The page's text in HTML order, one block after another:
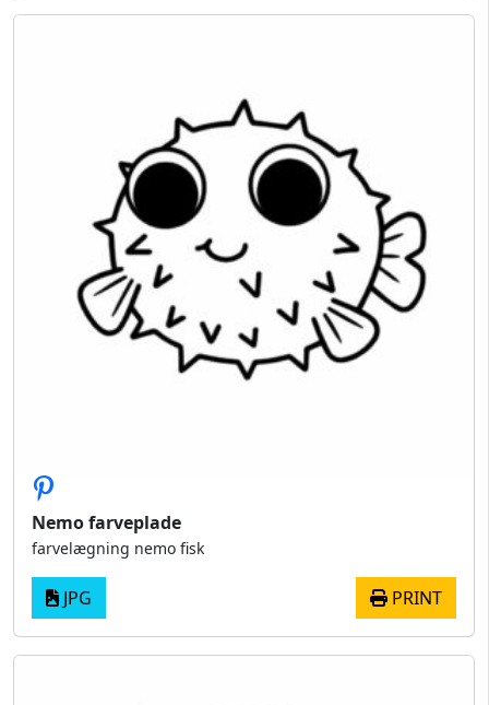
Nemo farveplade
farvelægning nemo fisk
JPG PRINT